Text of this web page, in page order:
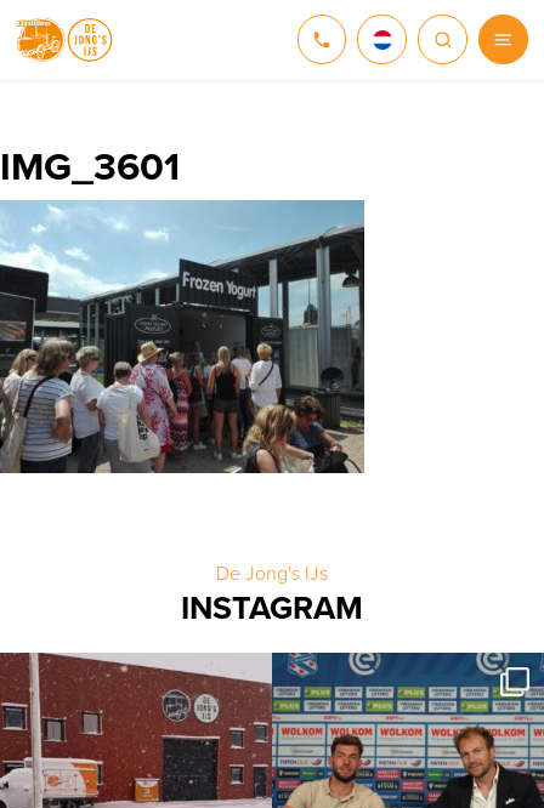
NEDERLANDS
ENGLISH
IMG_3601
De Jong's IJs
INSTAGRAM